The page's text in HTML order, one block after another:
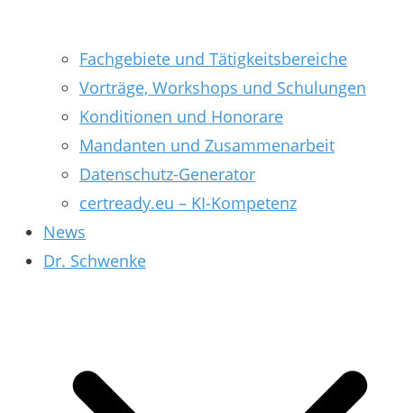
Fachgebiete und Tätigkeitsbereiche
Vorträge, Workshops und Schulungen
Konditionen und Honorare
Mandanten und Zusammenarbeit
Datenschutz-Generator
certready.eu – KI-Kompetenz
News
Dr. Schwenke